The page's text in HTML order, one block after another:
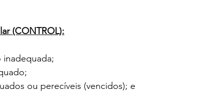
(CONTROL):
ou perecíveis (vencidos); e